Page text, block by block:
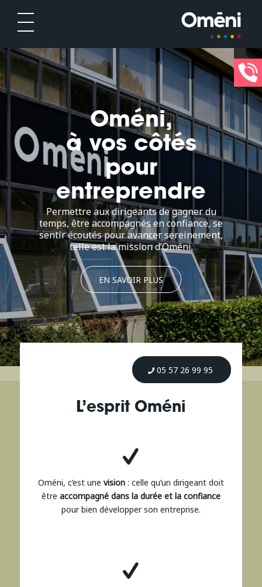
Oméni,
à vos côtés
pour
entreprendre
Permettre aux dirigeants de gagner du
temps, être accompagnés en confiance, se
sentir écoutés pour avancer sereinement,
telle est la mission d’Oméni.
EN SAVOIR PLUS
05 57 26 99 95
L’esprit Oméni
Oméni, c’est une vision: celle qu’un dirigeant doit
être accompagné dans la durée et la confiance
pour bien développer son entreprise.